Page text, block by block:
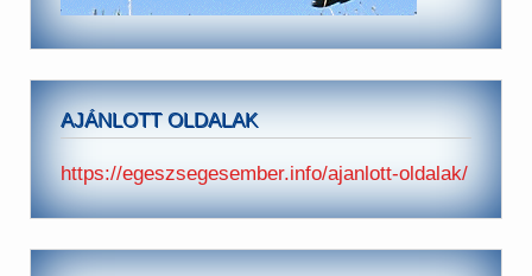
AJÁNLOTT OLDALAK
https://egeszsegesember.info/ajanlott-oldalak/